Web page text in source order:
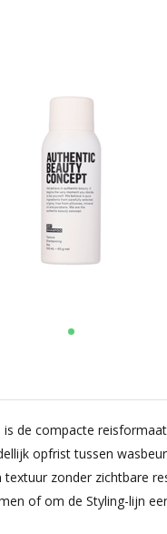
is de compacte
opfrist tussen
zonder zichtbare
of om de Styling-lijn